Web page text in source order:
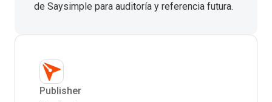
de Saysimple para auditoría y referencia futura.
Publisher